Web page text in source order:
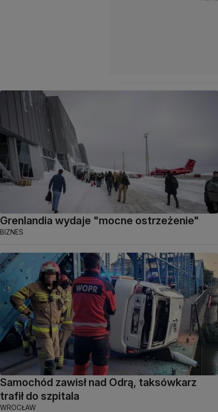
Grenlandia wydaje "mocne ostrzeżenie"
BIZNES
Samochód zawisł nad Odrą, taksówkarz
trafił do szpitala
WROCŁAW